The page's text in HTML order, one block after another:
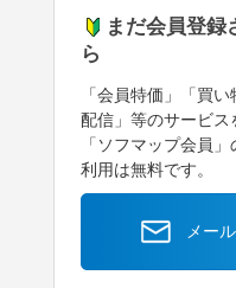
まだ会員登録
ら
「会員特価」「買
配信」等のサービス
「ソフマップ会員
利用は無料です。
メー